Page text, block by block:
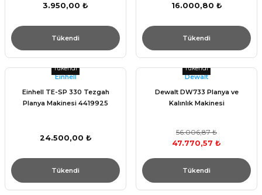
3.950,00 ₺
Tükendi
16.000,80 ₺
Tükendi
Tükendi
Einhell
Einhell TE-SP 330 Tezgah
Planya Makinesi 4419925
24.500,00 ₺
Tükendi
Tükendi
Dewalt
Dewalt DW733 Planya ve
Kalınlık Makinesi
56.006,87 ₺
47.770,57 ₺
Tükendi